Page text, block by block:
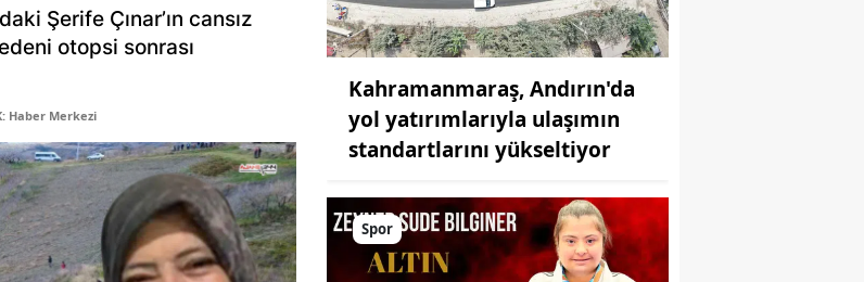
Şerife Çınar’ın cansız
otopsi sonrası
Haber Merkezi
Kahramanmaraş, Andırın'da
yol yatırımlarıyla ulaşımın
standartlarını yükseltiyor
Spor